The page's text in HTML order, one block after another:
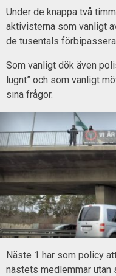
Under de knappa två
aktivisterna som vanligt
de tusentals
Som vanligt dök även
lugnt” och som vanligt
sina frågor.
Näste 1 har som policy
nästets medlemmar